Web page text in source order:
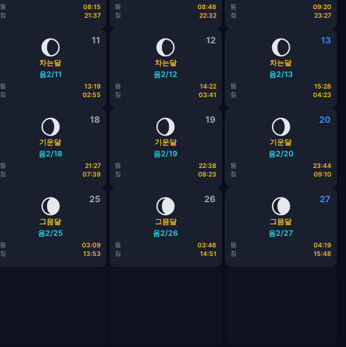
뜸
08:15
짐
21:37
뜸
08:46
짐
22:32
뜸
09:20
짐
23:27
11
🌔
차는달
음2/11
뜸
13:19
짐
02:55
12
🌔
차는달
음2/12
뜸
14:22
짐
03:41
13
🌔
차는달
음2/13
뜸
15:28
짐
04:23
18
🌖
기운달
음2/18
뜸
21:27
짐
07:39
19
🌖
기운달
음2/19
뜸
22:38
짐
08:23
20
🌖
기운달
음2/20
뜸
23:44
짐
09:10
25
🌘
그믐달
음2/25
뜸
03:09
짐
13:53
26
🌘
그믐달
음2/26
뜸
03:46
짐
14:51
27
🌘
그믐달
음2/27
뜸
04:19
짐
15:48